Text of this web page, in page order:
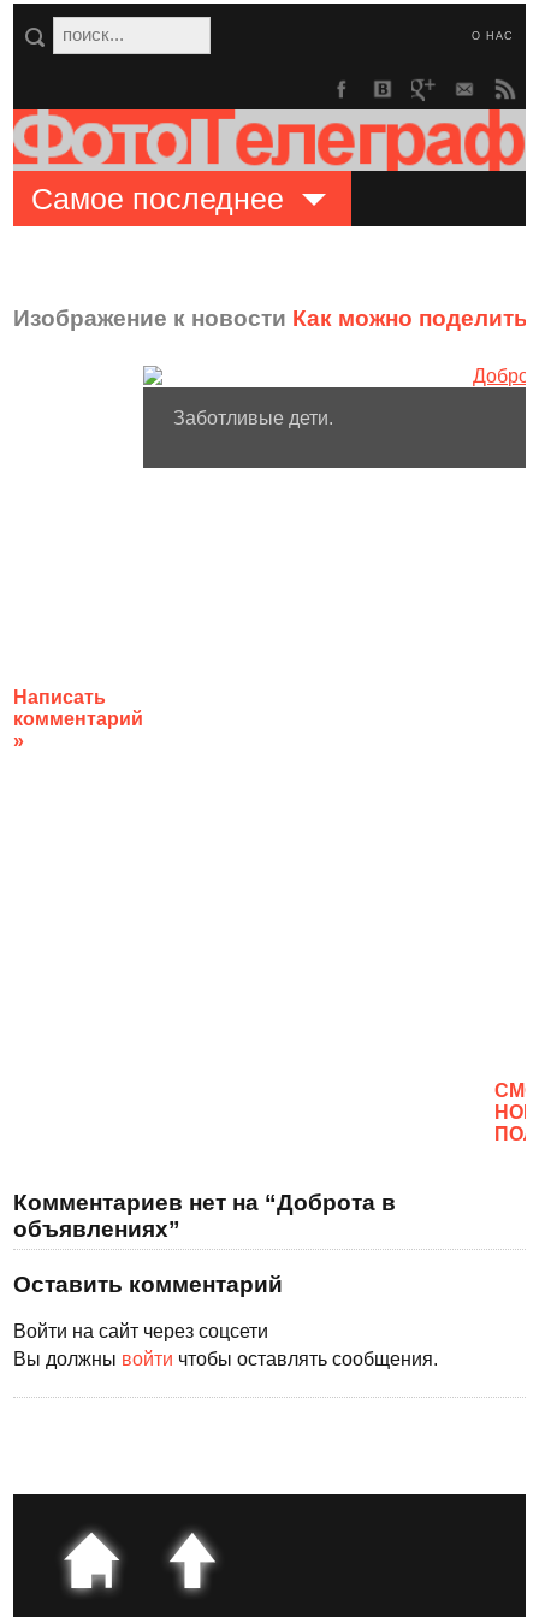
О НАС
Самое последнее
Изображение к новости Как можно
Написать
комментарий
»
Заботливые дети.
Комментариев нет на “Доброта в
объявлениях”
Оставить комментарий
Войти на сайт через соцсети
Вы должны войти чтобы оставлять сообщения.